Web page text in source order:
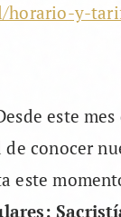
horario-y-
este
conocer
este